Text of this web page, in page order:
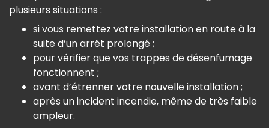
plusieurs situations :
si vous remettez votre installation en route à la
suite d’un arrêt prolongé ;
pour vérifier que vos trappes de désenfumage
fonctionnent ;
avant d’étrenner votre nouvelle installation ;
après un incident incendie, même de très faible
ampleur.